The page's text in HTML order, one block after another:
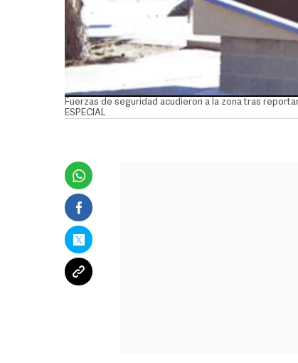
Fuerzas de seguridad acudieron a la zona tras
ESPECIAL